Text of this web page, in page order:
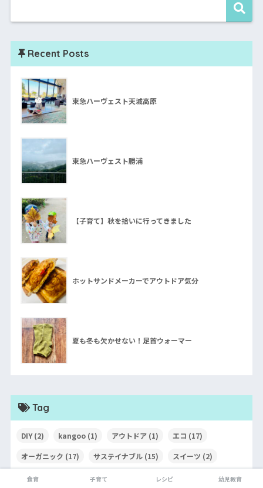
Recent Posts
東急ハーヴェスト天城高原
東急ハーヴェスト勝浦
【子育て】秋を拾いに行ってきました
ホットサンドメーカーでアウトドア気分
夏も冬も欠かせない！足首ウォーマー
Tag
DIY(2) kangoo(1) アウトドア(1) エコ (17)
オーガニック (17) サステイナブル(15) スイーツ (2)
ハーヴェスト パン屋 フードロス(3)
食育 子育て レシピ 幼児教育